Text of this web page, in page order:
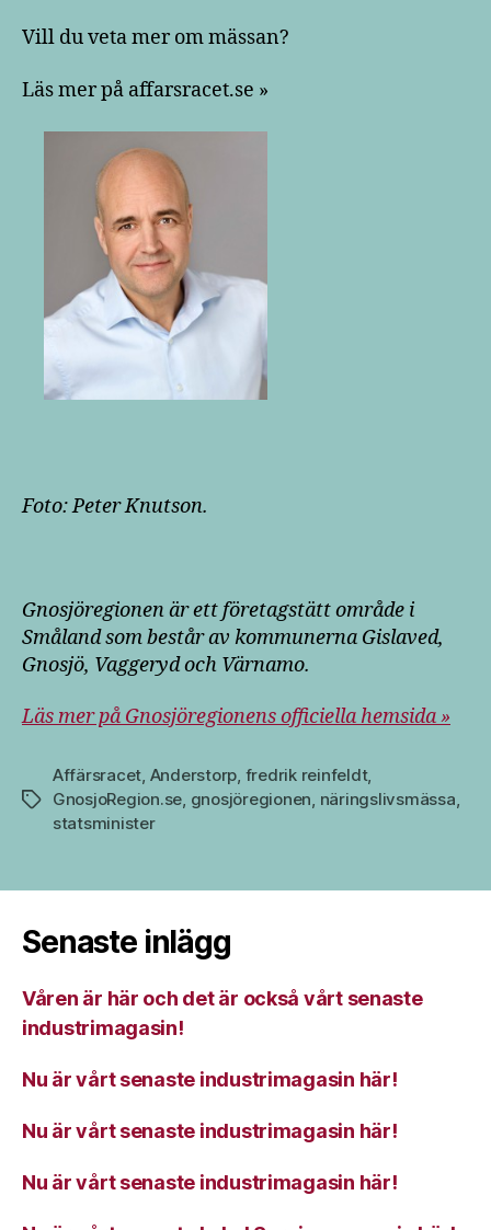
Vill du veta mer om mässan?
Läs mer på affarsracet.se »
Foto: Peter Knutson.
Gnosjöregionen är ett företagstätt område i
Småland som består av kommunerna Gislaved,
Gnosjö, Vaggeryd och Värnamo.
Läs mer på Gnosjöregionens officiella hemsida »
Etiketter
Affärsracet, Anderstorp, fredrik reinfeldt,
GnosjoRegion.se, gnosjöregionen, näringslivsmässa,
statsminister
Senaste inlägg
Våren är här och det är också vårt senaste
industrimagasin!
Nu är vårt senaste industrimagasin här!
Nu är vårt senaste industrimagasin här!
Nu är vårt senaste industrimagasin här!